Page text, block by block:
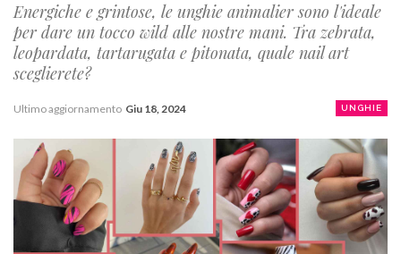
Energiche e grintose, le unghie animalier sono l'ideale
per dare un tocco wild alle nostre mani. Tra zebrata,
leopardata, tartarugata e pitonata, quale nail art
sceglierete?
UNGHIE
Ultimo aggiornamento Giu 18, 2024